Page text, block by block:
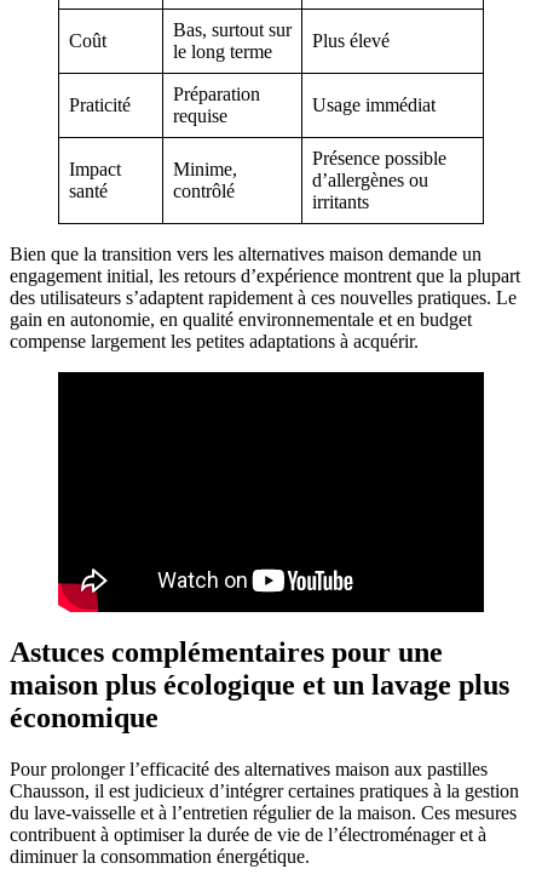
Coût
Bas, surtout sur
le long terme
Plus élevé
Praticité
Préparation
requise
Usage immédiat
Impact
santé
Minime,
contrôlé
Présence possible
d’allergènes ou
irritants
Bien que la transition vers les alternatives maison demande un
engagement initial, les retours d’expérience montrent que la plupart
des utilisateurs s’adaptent rapidement à ces nouvelles pratiques. Le
gain en autonomie, en qualité environnementale et en budget
compense largement les petites adaptations à acquérir.
Astuces complémentaires pour une
maison plus écologique et un lavage plus
économique
Pour prolonger l’efficacité des alternatives maison aux pastilles
Chausson, il est judicieux d’intégrer certaines pratiques à la gestion
du lave-vaisselle et à l’entretien régulier de la maison. Ces mesures
contribuent à optimiser la durée de vie de l’électroménager et à
diminuer la consommation énergétique.